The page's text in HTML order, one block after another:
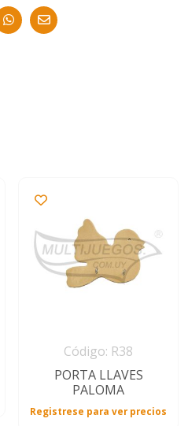
Código: R38
PORTA LLAVES
PALOMA
Registrese para ver precios